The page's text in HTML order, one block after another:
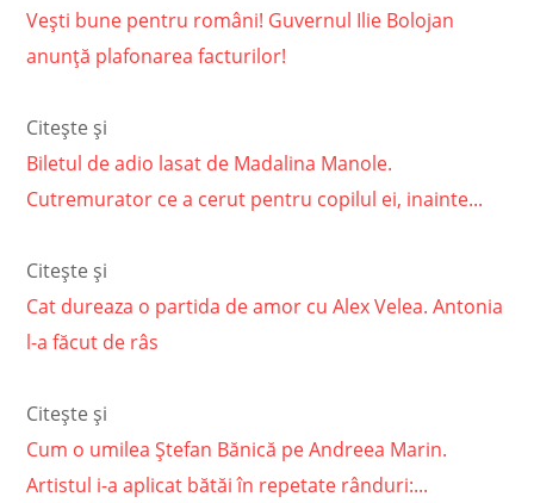
Vești bune pentru români! Guvernul Ilie Bolojan
anunță plafonarea facturilor!
Citește și
Biletul de adio lasat de Madalina Manole.
Cutremurator ce a cerut pentru copilul ei, inainte...
Citește și
Cat dureaza o partida de amor cu Alex Velea. Antonia
l-a făcut de râs
Citește și
Cum o umilea Ștefan Bănică pe Andreea Marin.
Artistul i-a aplicat bătăi în repetate rânduri:...